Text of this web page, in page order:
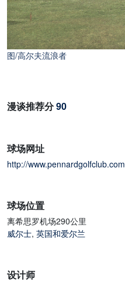
图/高尔夫流浪者
图/高尔夫流浪者
漫谈推荐分90
球场网址
http://www.pennardgolfclub.com
球场位置
离希思罗机场290公里
威尔士, 英国和爱尔兰
设计师